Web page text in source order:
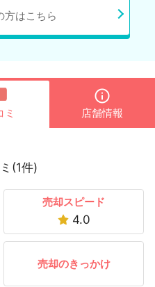
方はこちら
ミ 店舗情報
(1件)
売却スピード
4.0
売却のきっかけ